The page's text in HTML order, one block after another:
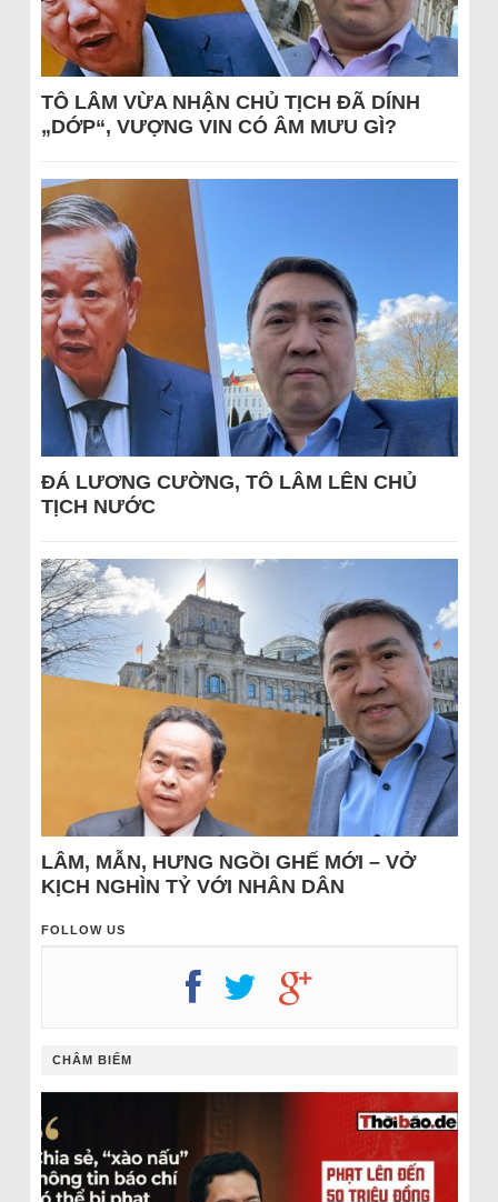
TÔ LÂM VỪA NHẬN CHỦ TỊCH ĐÃ DÍNH
„DỚP“, VƯỢNG VIN CÓ ÂM MƯU GÌ?
ĐÁ LƯƠNG CƯỜNG, TÔ LÂM LÊN CHỦ
TỊCH NƯỚC
LÂM, MẪN, HƯNG NGỒI GHẾ MỚI – VỞ
KỊCH NGHÌN TỶ VỚI NHÂN DÂN
FOLLOW US
CHÂM BIẾM